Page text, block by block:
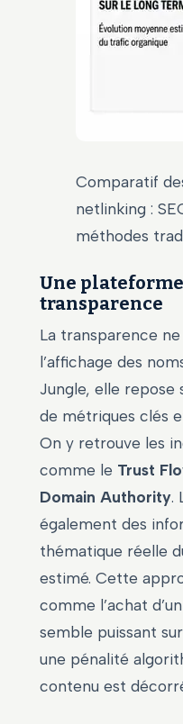
Comparatif
netlinking :
méthodes
Une
transparence
La transparence
l’affichage des
Jungle, elle repose
de métriques clés
On y retrouve les
comme le Trust
Domain Authority.
également des
thématique réelle
estimé. Cette
comme l’achat
semble puissant
une pénalité
contenu est